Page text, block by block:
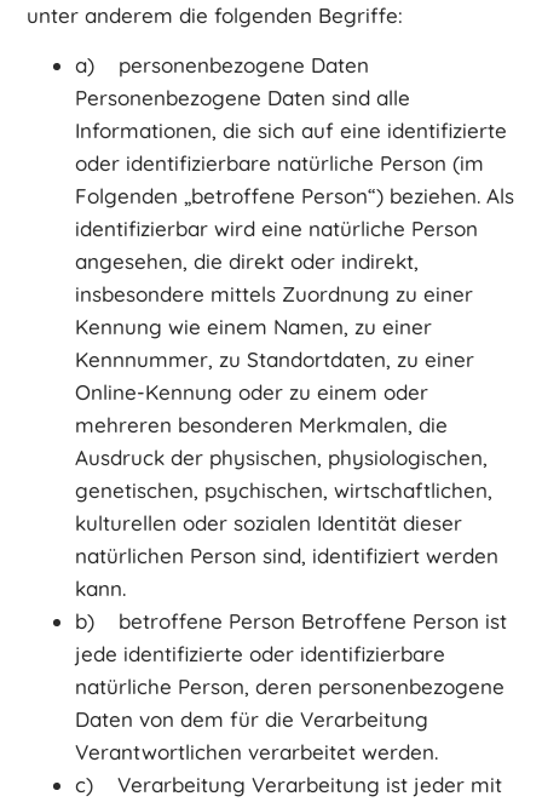
unter anderem die folgenden Begriffe:
a) personenbezogene Daten
Personenbezogene Daten sind alle
Informationen, die sich auf eine identifizierte
oder identifizierbare natürliche Person (im
Folgenden „betroffene Person“) beziehen. Als
identifizierbar wird eine natürliche Person
angesehen, die direkt oder indirekt,
insbesondere mittels Zuordnung zu einer
Kennung wie einem Namen, zu einer
Kennnummer, zu Standortdaten, zu einer
Online-Kennung oder zu einem oder
mehreren besonderen Merkmalen, die
Ausdruck der physischen, physiologischen,
genetischen, psychischen, wirtschaftlichen,
kulturellen oder sozialen Identität dieser
natürlichen Person sind, identifiziert werden
kann.
b) betroffene Person Betroffene Person ist
jede identifizierte oder identifizierbare
natürliche Person, deren personenbezogene
Daten von dem für die Verarbeitung
Verantwortlichen verarbeitet werden.
c) Verarbeitung Verarbeitung ist jeder mit